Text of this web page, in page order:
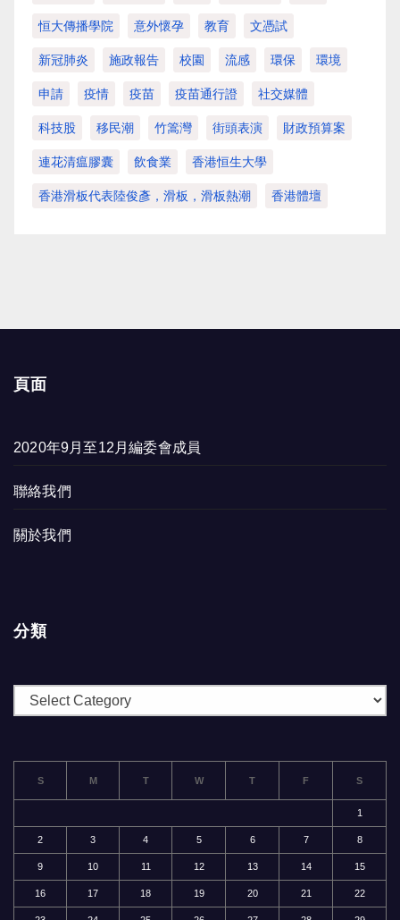
恒大傳播學院 意外懷孕 教育 文憑試
新冠肺炎 施政報告 校園 流感 環保 環境
申請 疫情 疫苗 疫苗通行證 社交媒體
科技股 移民潮 竹篙灣 街頭表演 財政預算案
連花清瘟膠囊 飲食業 香港恒生大學
香港滑板代表陸俊彥，滑板，滑板熱潮 香港體壇
頁面
2020年9月至12月編委會成員
聯絡我們
關於我們
分類
S M T W T F S
1
2 3 4 5 6 7 8
9 10 11 12 13 14 15
16 17 18 19 20 21 22